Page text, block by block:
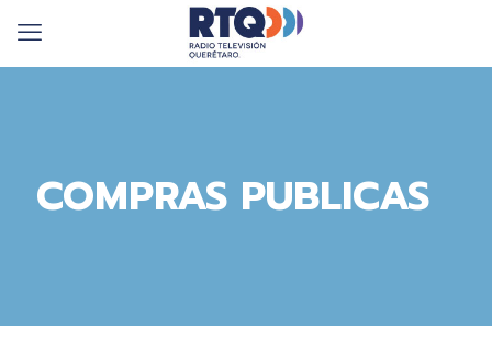
COMPRAS PUBLICAS